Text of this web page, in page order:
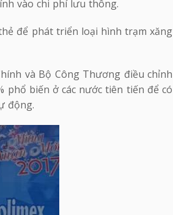
vào chi phí lưu thông.
để phát triển loại hình trạm xăng
và Bộ Công Thương điều chỉnh
phổ biến ở các nước tiên tiến để có
động.